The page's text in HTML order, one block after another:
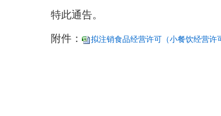
特此通告。
附件：
拟注销食品经营许可（小餐饮经营许